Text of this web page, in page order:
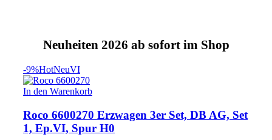
Neuheiten 2026 ab sofort im Shop
-9%HotNeuVI
In den Warenkorb
Roco 6600270 Erzwagen 3er Set, DB AG, Set
1, Ep.VI, Spur H0